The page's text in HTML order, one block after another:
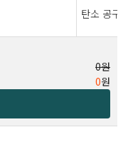
탄소 공구
0원
0원